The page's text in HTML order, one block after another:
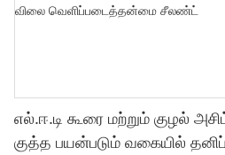
எல்.ஈ.டி கூரை மற்றும் குழல்
குத்த பயன்படும் வகையில்